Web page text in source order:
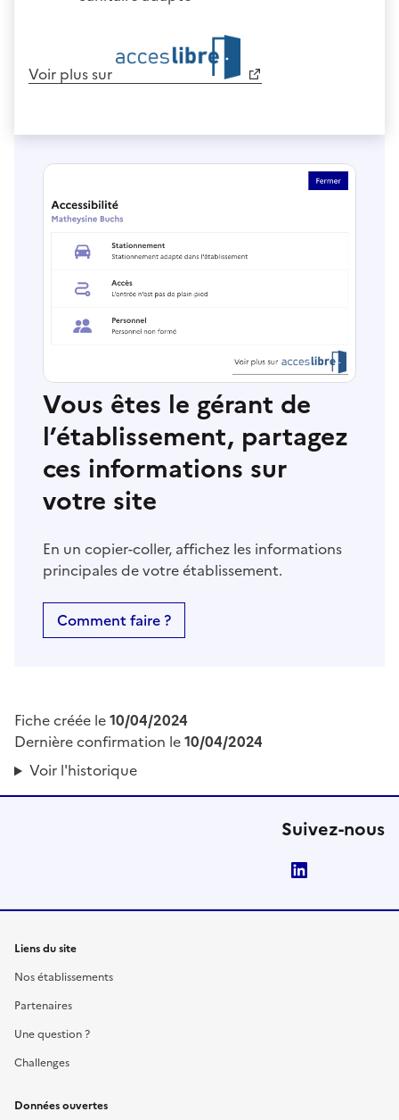
Voir plus sur
Vous êtes le gérant de
l’établissement, partagez
ces informations sur
votre site
En un copier-coller, affichez les informations
principales de votre établissement.
Comment faire ?
Fiche créée le10/04/2024
Dernière confirmation le10/04/2024
Voir l'historique
Suivez-nous
Liens du site
Nos établissements
Partenaires
Une question ?
Challenges
Données ouvertes